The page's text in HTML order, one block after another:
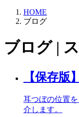
HOME
ブログ
ブログ |
【保存
耳つぼの位置
介します。